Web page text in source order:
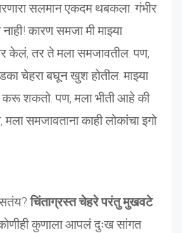
सलमान एकदम थबकला. गंभीर
कारण समजा मी माझ्या
केलं, तर ते मला समजावतील. पण,
चेहरा बघून खुश होतील. माझ्या
करू शकतो. पण, मला भीती आहे की
मला समजावताना काही लोकांचा इगो
चिंताग्रस्त चेहरे परंतु मुखवटे
कुणाला आपलं दुःख सांगत